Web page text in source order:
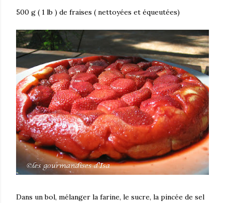
500 g ( 1 lb ) de fraises ( nettoyées et équeutées)
Dans un bol, mélanger la farine, le sucre, la pincée de sel